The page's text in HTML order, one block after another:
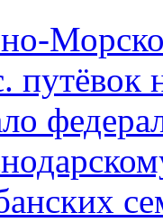
путёвок